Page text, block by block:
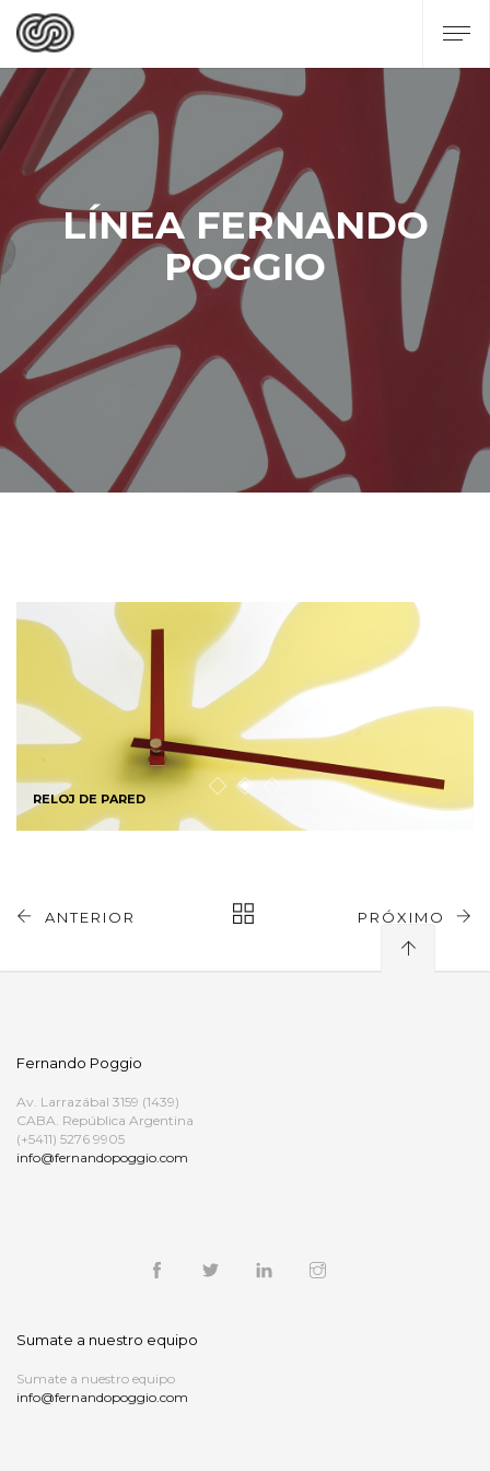
LÍNEA FERNANDO
POGGIO
RELOJ DE PARED
ANTERIOR PRÓXIMO
Fernando Poggio
Av. Larrazábal 3159 (1439)
CABA. República Argentina
(+5411) 5276 9905
info@fernandopoggio.com
Sumate a nuestro equipo
Sumate a nuestro equipo
info@fernandopoggio.com